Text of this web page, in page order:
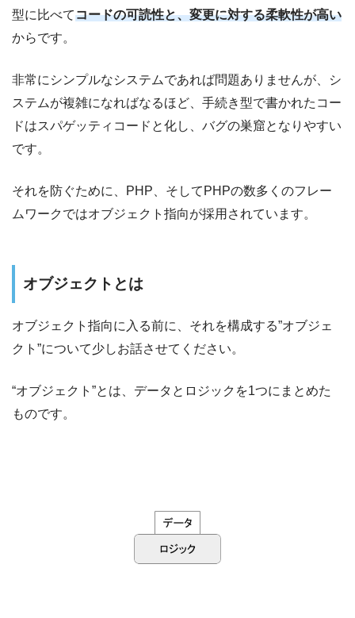
型に比べてコードの可読性と、変更に対する柔軟性が高い
からです。
非常にシンプルなシステムであれば問題ありませんが、シ
ステムが複雑になればなるほど、手続き型で書かれたコー
ドはスパゲッティコードと化し、バグの巣窟となりやすい
です。
それを防ぐために、PHP、そしてPHPの数多くのフレー
ムワークではオブジェクト指向が採用されています。
オブジェクトとは
オブジェクト指向に入る前に、それを構成する”オブジェ
クト”について少しお話させてください。
“オブジェクト”とは、データとロジックを1つにまとめた
ものです。